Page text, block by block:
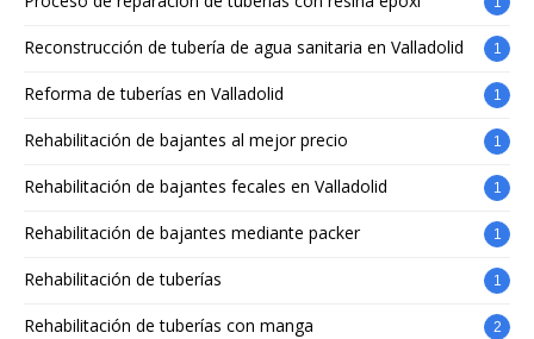
Reconstrucción de tubería de agua sanitaria en Valladolid 1
Reforma de tuberías en Valladolid 1
Rehabilitación de bajantes al mejor precio 1
Rehabilitación de bajantes fecales en Valladolid 1
Rehabilitación de bajantes mediante packer 1
Rehabilitación de tuberías 1
Rehabilitación de tuberías con manga 2